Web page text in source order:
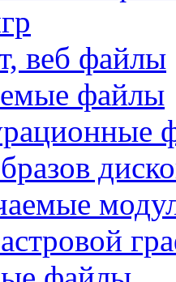
веб файлы
файлы